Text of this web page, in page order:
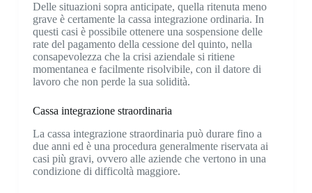
Delle situazioni sopra anticipate, quella ritenuta meno
grave è certamente la cassa integrazione ordinaria. In
questi casi è possibile ottenere una sospensione delle
rate del pagamento della cessione del quinto, nella
consapevolezza che la crisi aziendale si ritiene
momentanea e facilmente risolvibile, con il datore di
lavoro che non perde la sua solidità.
Cassa integrazione straordinaria
La cassa integrazione straordinaria può durare fino a
due anni ed è una procedura generalmente riservata ai
casi più gravi, ovvero alle aziende che vertono in una
condizione di difficoltà maggiore.